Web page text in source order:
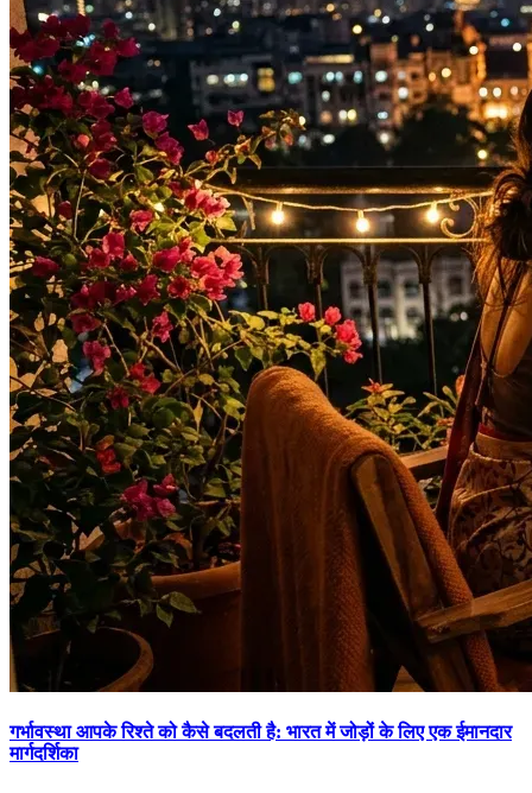
गर्भावस्था आपके रिश्ते को कैसे बदलती है: भारत में जोड़ों के लिए एक ईमानदार
मार्गदर्शिका